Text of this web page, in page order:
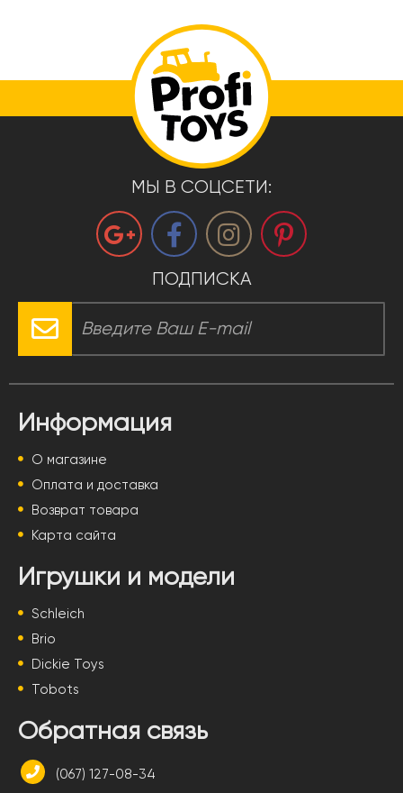
МЫ В СОЦСЕТИ:
ПОДПИСКА
Информация
О магазине
Оплата и доставка
Возврат товара
Карта сайта
Игрушки и модели
Schleich
Brio
Dickie Toys
Tobots
Обратная связь
(067) 127-08-34